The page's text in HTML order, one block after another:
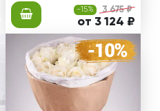
-15% 3 675 ₽
от 3 124 ₽